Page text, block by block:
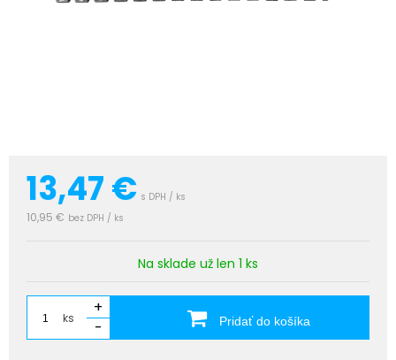
13,47€ s DPH / ks
10,95 € bez DPH / ks
Na sklade už len 1 ks
ks
+
-
Pridať do košíka